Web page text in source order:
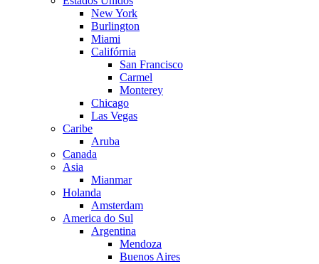
New York
Burlington
Miami
Califórnia
San Francisco
Carmel
Monterey
Chicago
Las Vegas
Caribe
Aruba
Canada
Asia
Mianmar
Holanda
Amsterdam
America do Sul
Argentina
Mendoza
Buenos Aires